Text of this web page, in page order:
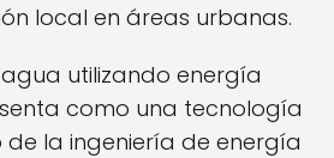
local en áreas urbanas.
utilizando energía
como una tecnología
la ingeniería de energía